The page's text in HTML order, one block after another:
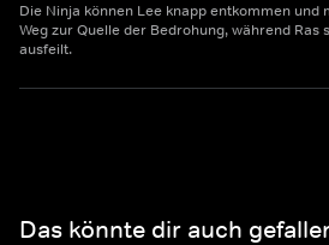
Die Ninja können Lee knapp entkommen und
Weg zur Quelle der Bedrohung, während Ras
ausfeilt.
Das könnte dir auch